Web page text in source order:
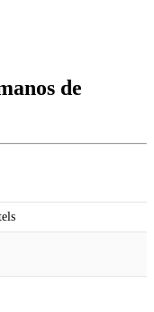
de